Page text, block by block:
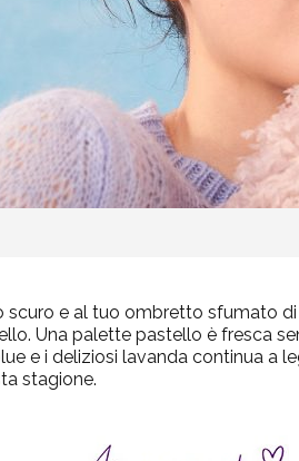
scuro e al tuo ombretto sfumato
Una palette pastello è fresca
e i deliziosi lavanda continua a
stagione.